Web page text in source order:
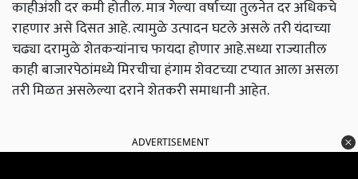
काहीअंशी दर कमी होतील. मात्र गेल्या वर्षाच्या तुलनेत दर अधिकचे
राहणार असे दिसत आहे. त्यामुळे उत्पादन घटले असले तरी यंदाच्या
चढ्या दरामुळे शेतकऱ्यांनाच फायदा होणार आहे.सध्या राज्यातील
काही बाजारपेठांमध्ये मिरचीचा हंगाम शेवटच्या टप्यात आला असला
तरी मिळत असलेल्या दराने शेतकरी समाधानी आहेत.